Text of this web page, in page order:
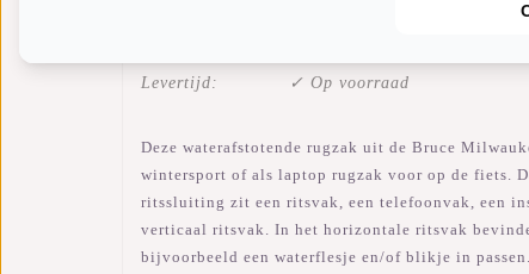
Levertijd:
✓ Op voorraad
Deze waterafstotende rugzak uit de Bruce
wintersport of als laptop rugzak voor op de fiets.
ritssluiting zit een ritsvak, een telefoonvak, een
verticaal ritsvak. In het horizontale ritsvak
bijvoorbeeld een waterflesje en/of blikje in